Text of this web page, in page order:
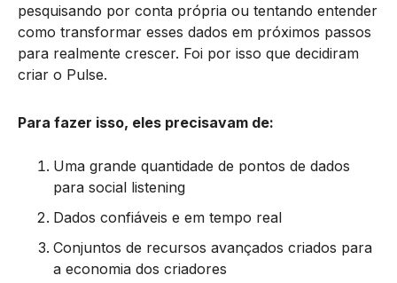
pesquisando por conta própria ou tentando entender
como transformar esses dados em próximos passos
para realmente crescer. Foi por isso que decidiram
criar o Pulse.
Para fazer isso, eles precisavam de:
Uma grande quantidade de pontos de dados
para social listening
Dados confiáveis e em tempo real
Conjuntos de recursos avançados criados para
a economia dos criadores